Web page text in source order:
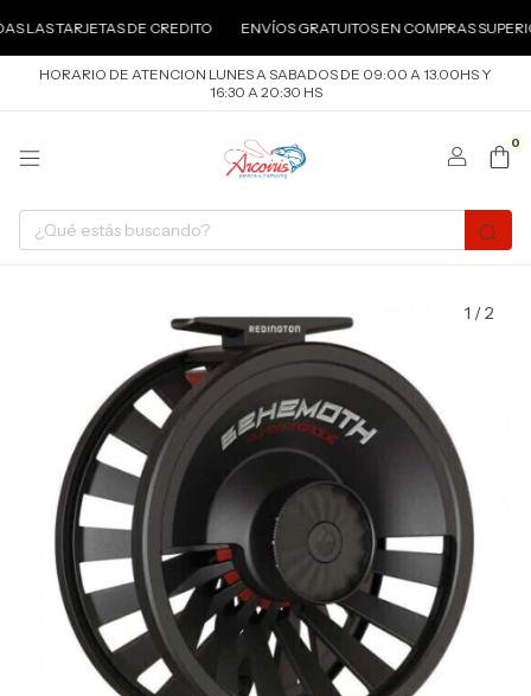
TARJETAS DE CREDITO ENVÍOS GRATUITOS EN COMPRAS
HORARIO DE ATENCION LUNES A SABADOS DE 09:00 A 13.00HS Y
16:30 A 20:30 HS
0
1 /2